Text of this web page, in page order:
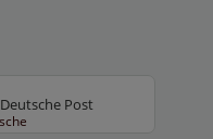
Deutsche Post